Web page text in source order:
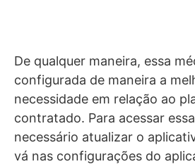
De qualquer maneira, essa
configurada de maneira a
necessidade em relação ao
contratado. Para acessar
necessário atualizar o
vá nas configurações do